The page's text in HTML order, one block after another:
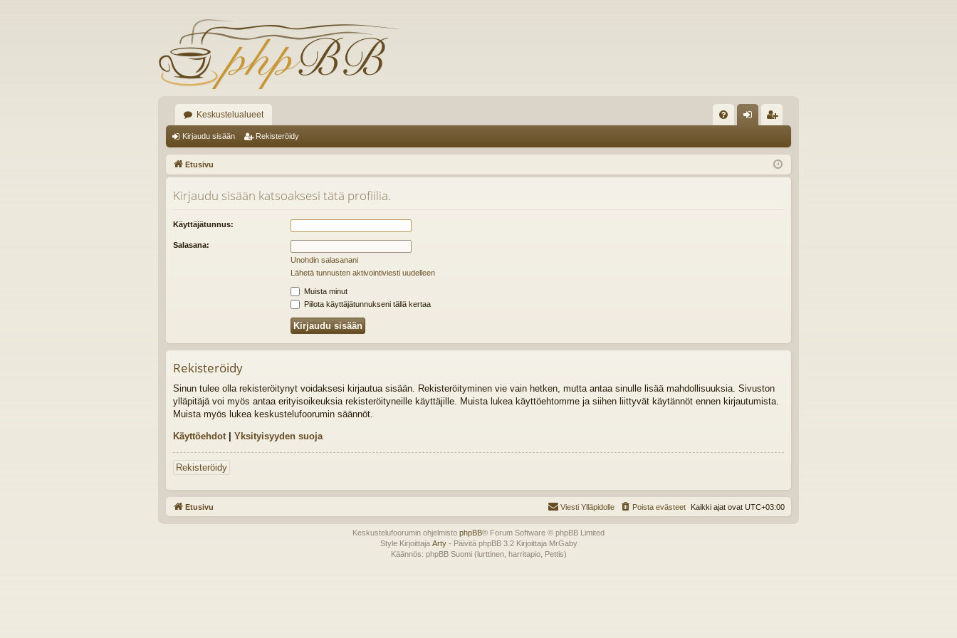
Keskustelualueet
K
K
au
du
ist
er
Kirjaudu sisään Rekisteröidy
Etusivu
Kirjaudu sisään katsoaksesi tätä profiilia.
Käyttäjätunnus:
Salasana:
Unohdin salasanani
Lähetä tunnusten aktivointiviesti uudelleen
Muista minut
Piilota käyttäjätunnukseni tällä kertaa
Rekisteröidy
Sinun tulee olla rekisteröitynyt voidaksesi kirjautua sisään. Rekisteröityminen vie vain hetken, mutta antaa sinulle lisää mahdollisuuksia. Sivuston
ylläpitäjä voi myös antaa erityisoikeuksia rekisteröityneille käyttäjille. Muista lukea käyttöehtomme ja siihen liittyvät käytännöt ennen kirjautumista.
Muista myös lukea keskustelufoorumin säännöt.
Käyttöehdot | Yksityisyyden suoja
Rekisteröidy
Etusivu Kaikki ajat ovat UTC+03:00
Poista evästeet
Viesti Ylläpidolle
Keskustelufoorumin ohjelmisto phpBB® Forum Software © phpBB Limited
Style Kirjoittaja Arty- Päivitä phpBB 3.2 Kirjoittaja MrGaby
Käännös: phpBB Suomi (lurttinen, harritapio, Pettis)